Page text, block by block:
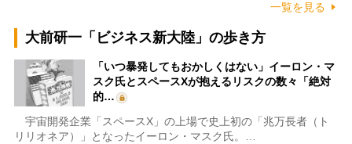
一覧を見る
大前研一「ビジネス新大陸」の歩き方
「いつ暴発してもおかしくはない」イーロン・マ
スク氏とスペースXが抱えるリスクの数々「絶対
的…
宇宙開発企業「スペースX」の上場で史上初の「兆万長者（ト
リリオネア）」となったイーロン・マスク氏。…